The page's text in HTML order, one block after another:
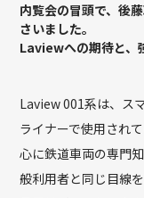
内覧会の冒頭で、後
さいました。
Laviewへの期待と、
Laview 001系は、ス
ライナーで使用され
心に鉄道車両の専門
般利用者と同じ目線